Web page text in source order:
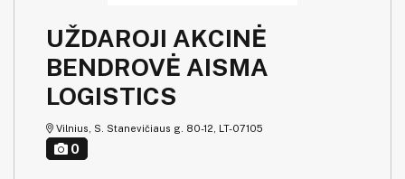
UŽDAROJI AKCINĖ
BENDROVĖ AISMA
LOGISTICS
Vilnius, S. Stanevičiaus g. 80-12, LT-07105
0